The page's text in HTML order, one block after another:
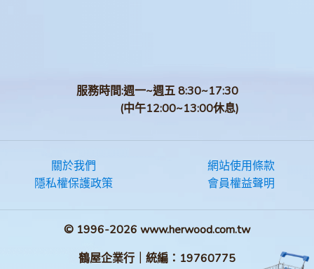
服務時間:週一~週五 8:30~17:30
(中午12:00~13:00休息)
關於我們
網站使用條款
隱私權保護政策
會員權益聲明
© 1996-2026 www.herwood.com.tw
鶴屋企業行｜統編：19760775